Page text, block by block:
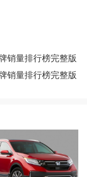
销量排行榜完整版
销量排行榜完整版